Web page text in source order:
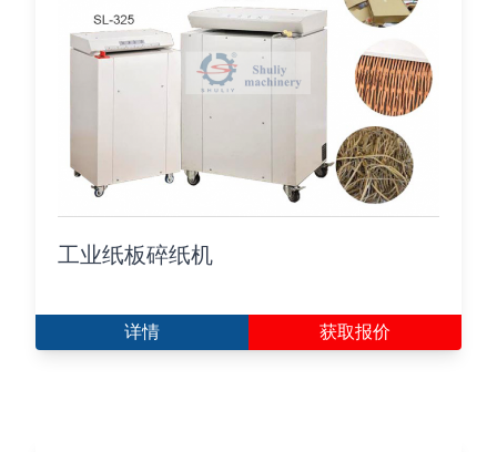
工业纸板碎纸机
详情 获取报价